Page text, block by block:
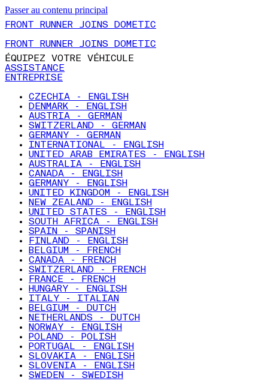
Passer au contenu principal
FRONT RUNNER JOINS DOMETIC
FRONT RUNNER JOINS DOMETIC
ÉQUIPEZ VOTRE VÉHICULE
ASSISTANCE
ENTREPRISE
CZECHIA - ENGLISH
DENMARK - ENGLISH
AUSTRIA - GERMAN
SWITZERLAND - GERMAN
GERMANY - GERMAN
INTERNATIONAL - ENGLISH
UNITED ARAB EMIRATES - ENGLISH
AUSTRALIA - ENGLISH
CANADA - ENGLISH
GERMANY - ENGLISH
UNITED KINGDOM - ENGLISH
NEW ZEALAND - ENGLISH
UNITED STATES - ENGLISH
SOUTH AFRICA - ENGLISH
SPAIN - SPANISH
FINLAND - ENGLISH
BELGIUM - FRENCH
CANADA - FRENCH
SWITZERLAND - FRENCH
FRANCE - FRENCH
HUNGARY - ENGLISH
ITALY - ITALIAN
BELGIUM - DUTCH
NETHERLANDS - DUTCH
NORWAY - ENGLISH
POLAND - POLISH
PORTUGAL - ENGLISH
SLOVAKIA - ENGLISH
SLOVENIA - ENGLISH
SWEDEN - SWEDISH